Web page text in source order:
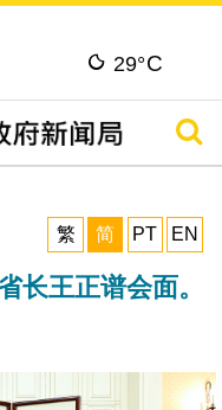
29°C
搜寻
繁
简 PT EN
长王正谱会面。